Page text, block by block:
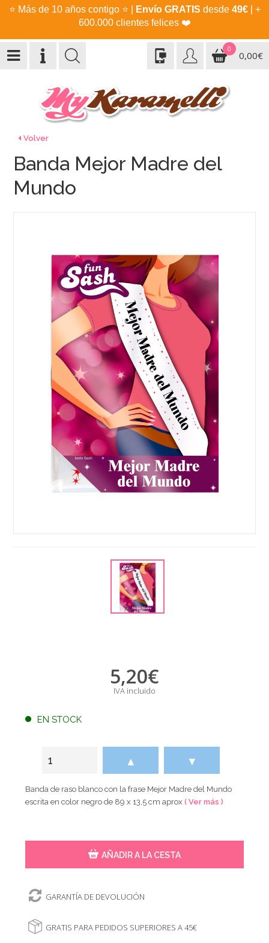
⭐ Más de 10 años contigo ⭐ Envío GRATIS desde 49€| +
600.000 clientes felices ❤️
0
0,00€
Volver
Banda Mejor Madre del
Mundo
5,20€
IVA incluido
EN STOCK
▲ ▼
Banda de raso blanco con la frase Mejor Madre del Mundo
escrita en color negro de 89 x 13,5 cm aprox( Ver más )
AÑADIR A LA CESTA
GARANTÍA DE DEVOLUCIÓN
GRATIS PARA PEDIDOS SUPERIORES A 45€